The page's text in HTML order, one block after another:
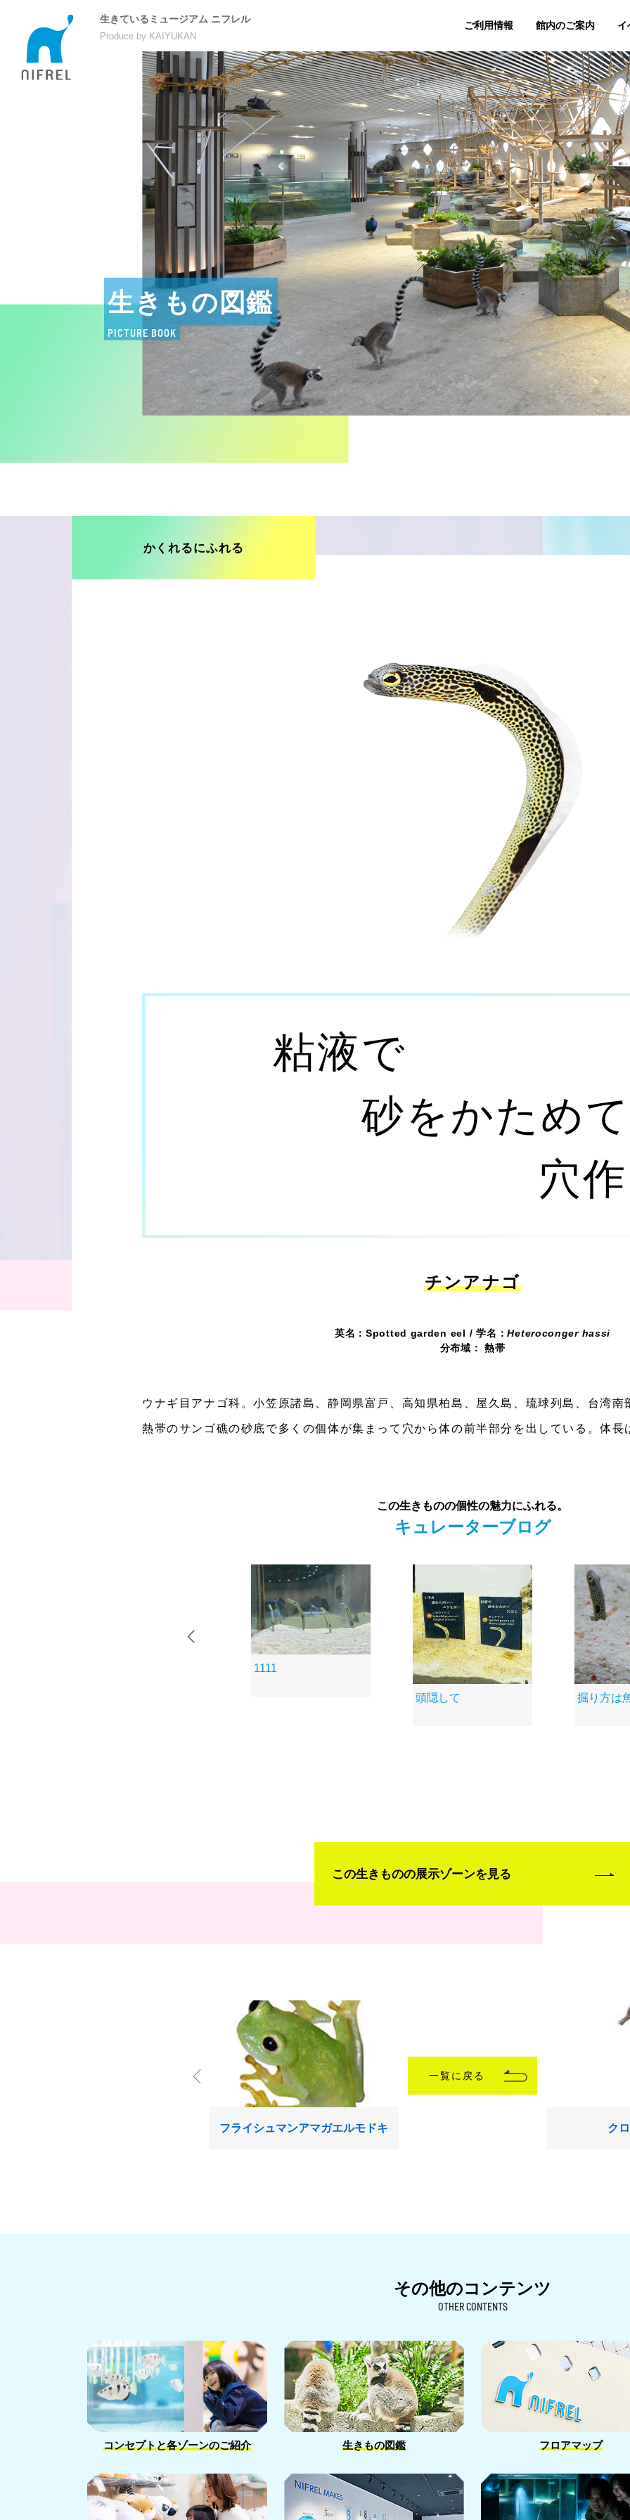
生きているミュージアム ニフレル
Produce by KAIYUKAN
ご利用情報 館内のご案内 イ
生きもの図鑑
PICTURE BOOK
かくれるにふれる
粘液で
砂をかためて
穴作
チンアナゴ
英名：Spotted garden eel 学名：Heteroconger hassi
分布域： 熱帯
ウナギ目アナゴ科。小笠原諸島、静岡県富戸、高知県柏島、屋久島、琉球列島、台湾
熱帯のサンゴ礁の砂底で多くの個体が集まって穴から体の前半部分を出している。体
この生きものの個性の魅力にふれる。
キュレーターブログ
1111
頭隠して 掘り方は
この生きものの展示ゾーンを見る
フライシュマンアマガエルモドキ ク
一覧に戻る
その他のコンテンツ
OTHER CONTENTS
コンセプトと各ゾーンのご紹介 生きもの図鑑 フロアマップ